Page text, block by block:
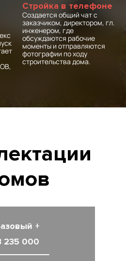
Стройка в телефоне
Создается общий чат с
заказчиком, директором, гл.
инженером, где
обсуждаются рабочие
моменты и отправляются
фотографии по ходу
строительства дома.
+
235 000